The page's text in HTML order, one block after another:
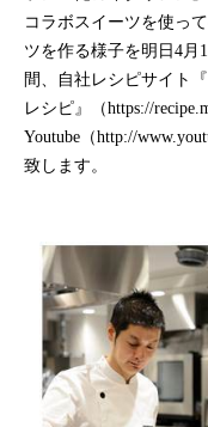
コラボスイーツを使っ
ツを作る様子を明日4 月 1
間、自社 レシピサイト
レシピ』（https://
Youtube （http://
致します。